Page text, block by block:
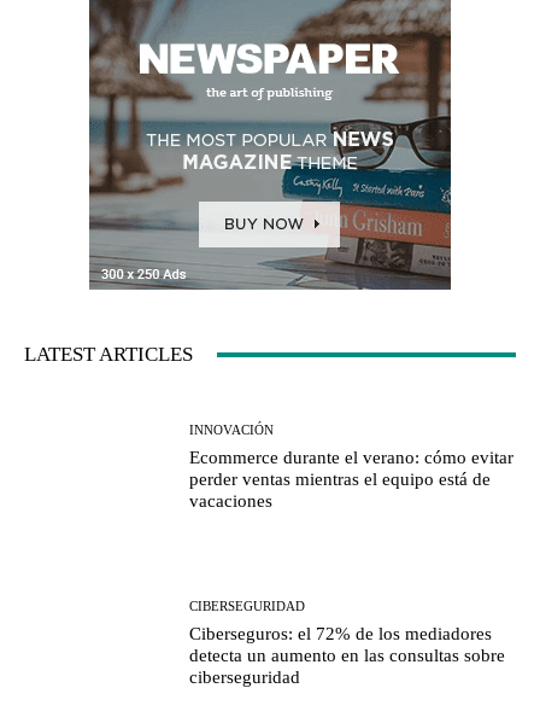
LATEST ARTICLES
INNOVACIÓN
Ecommerce durante el verano: cómo evitar
perder ventas mientras el equipo está de
vacaciones
CIBERSEGURIDAD
Ciberseguros: el 72% de los mediadores
detecta un aumento en las consultas sobre
ciberseguridad